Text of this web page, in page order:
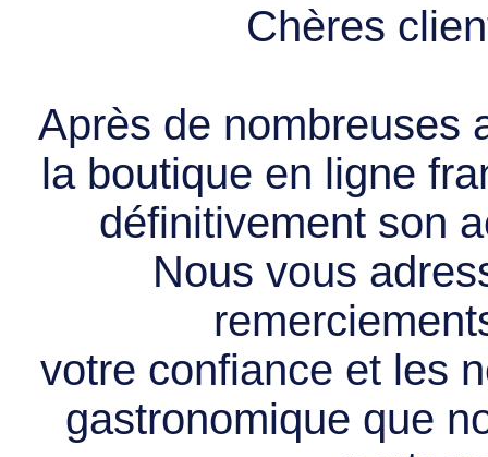
Chères
Après de nombreuses
la boutique en ligne
définitivement son
Nous vous
votre confiance et les
gastronomique que